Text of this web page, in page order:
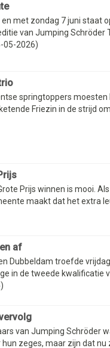
met zondag 7 juni staat
van Jumping Schröder
05-2026)
springtoppers
Friezin in de strijd
Prijs winnen is mooi.
maakt dat het extra
af
Dubbeldam troefde
in de tweede kwalificatie
van Jumping Schröder
zeges, maar zijn dat nu